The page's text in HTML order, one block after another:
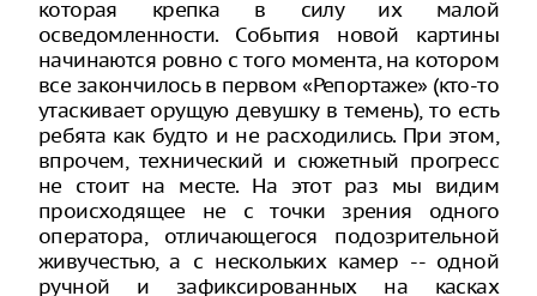
которая крепка в силу их малой
осведомленности. События новой картины
начинаются ровно с того момента, на котором
все закончилось в первом «Репортаже» (кто-то
утаскивает орущую девушку в темень), то есть
ребята как будто и не расходились. При этом,
впрочем, технический и сюжетный прогресс
не стоит на месте. На этот раз мы видим
происходящее не с точки зрения одного
оператора, отличающегося подозрительной
живучестью, а с нескольких камер -- одной
ручной и зафиксированных на касках